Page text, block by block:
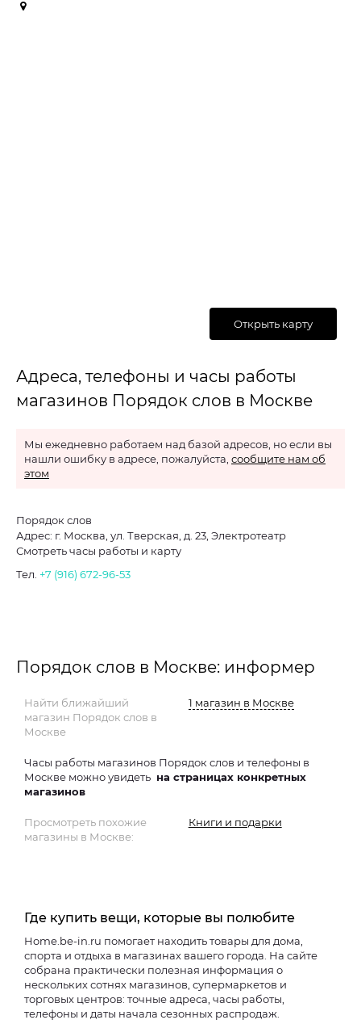
Открыть карту
Адреса, телефоны и часы работы
магазинов Порядок слов в Москве
Мы ежедневно работаем над базой адресов, но если вы
нашли ошибку в адресе, пожалуйста, сообщите нам об
этом
Порядок слов
Адрес: г. Москва, ул. Тверская, д. 23, Электротеатр
Смотреть часы работы и карту
Тел. +7 (916) 672-96-53
Порядок слов в Москве: информер
Найти ближайший
магазин Порядок слов в
Москве
1 магазин в Москве
Часы работы магазинов Порядок слов и телефоны в
Москве можно увидеть на страницах конкретных
магазинов
Просмотреть похожие
магазины в Москве:
Книги и подарки
Где купить вещи, которые вы полюбите
Home.be-in.ru помогает находить товары для дома,
спорта и отдыха в магазинах вашего города. На сайте
собрана практически полезная информация о
нескольких сотнях магазинов, супермаркетов и
торговых центров: точные адреса, часы работы,
телефоны и даты начала сезонных распродаж.